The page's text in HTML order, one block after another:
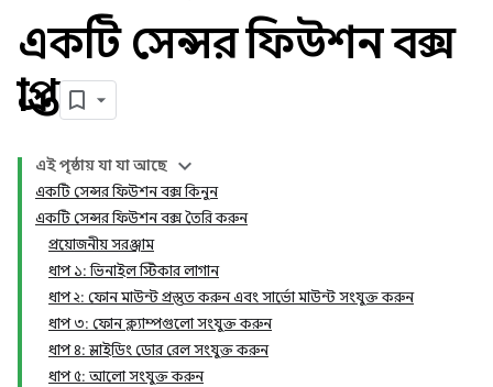
একটি সেন্সর ফিউশন বক্স
প্রাপ্ত
এই পৃষ্ঠায় যা যা আছে
একটি সেন্সর ফিউশন বক্স কিনুন
একটি সেন্সর ফিউশন বক্স তৈরি করুন
প্রয়োজনীয় সরঞ্জাম
ধাপ ১: ভিনাইল স্টিকার লাগান
ধাপ ২: ফোন মাউন্ট প্রস্তুত করুন এবং সার্ভো মাউন্ট সংযুক্ত করুন
ধাপ ৩: ফোন ক্ল্যাম্পগুলো সংযুক্ত করুন
ধাপ ৪: স্লাইডিং ডোর রেল সংযুক্ত করুন
ধাপ ৫: আলো সংযুক্ত করুন